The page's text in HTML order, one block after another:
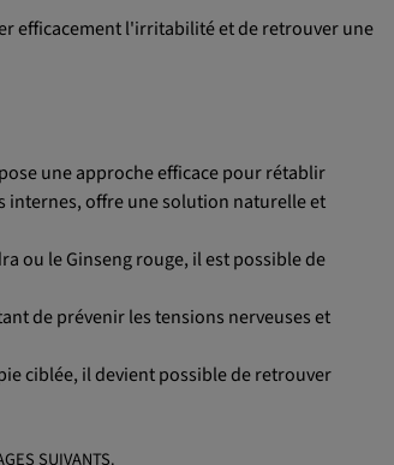
efficacement l'irritabilité et de retrouver une
une approche efficace pour rétablir
offre une solution naturelle et
ou le Ginseng rouge, il est possible de
de prévenir les tensions nerveuses et
ciblée, il devient possible de retrouver